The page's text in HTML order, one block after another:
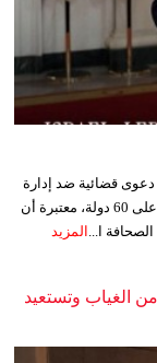
دعوى قضائية ضد إدارة
دونالد ترمب، الاثنين، على خلفية فرضه رسوماً جمركية على 60 دولة، معتبرة أن
ا... المزيد
الغياب وتستعيد